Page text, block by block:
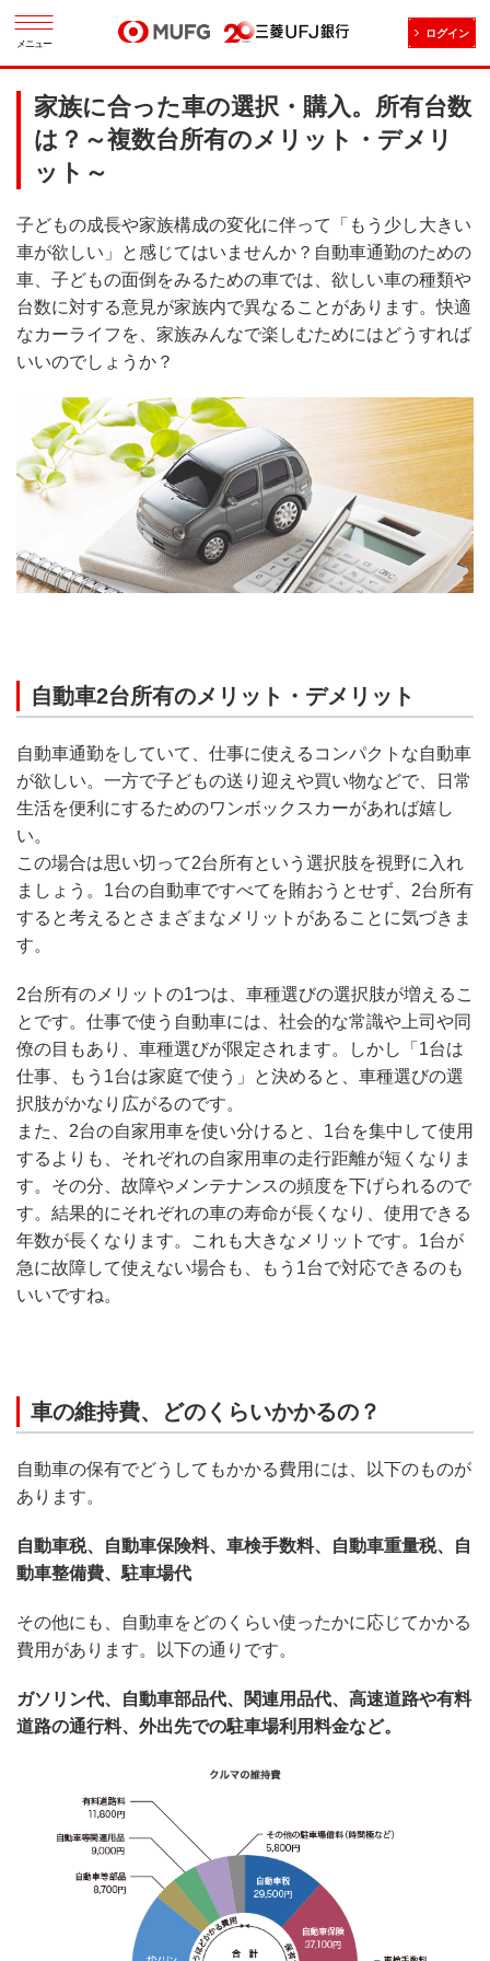
メニュー
ログイン
家族に合った車の選択・購入。所有台数
は？～複数台所有のメリット・デメリ
ット～
子どもの成長や家族構成の変化に伴って「もう少し大きい
車が欲しい」と感じてはいませんか？自動車通勤のための
車、子どもの面倒をみるための車では、欲しい車の種類や
台数に対する意見が家族内で異なることがあります。快適
なカーライフを、家族みんなで楽しむためにはどうすれば
いいのでしょうか？
自動車2台所有のメリット・デメリット
自動車通勤をしていて、仕事に使えるコンパクトな自動車
が欲しい。一方で子どもの送り迎えや買い物などで、日常
生活を便利にするためのワンボックスカーがあれば嬉し
い。
この場合は思い切って2台所有という選択肢を視野に入れ
ましょう。1台の自動車ですべてを賄おうとせず、2台所有
すると考えるとさまざまなメリットがあることに気づきま
す。
2台所有のメリットの1つは、車種選びの選択肢が増えるこ
とです。仕事で使う自動車には、社会的な常識や上司や同
僚の目もあり、車種選びが限定されます。しかし「1台は
仕事、もう1台は家庭で使う」と決めると、車種選びの選
択肢がかなり広がるのです。
また、2台の自家用車を使い分けると、1台を集中して使用
するよりも、それぞれの自家用車の走行距離が短くなりま
す。その分、故障やメンテナンスの頻度を下げられるので
す。結果的にそれぞれの車の寿命が長くなり、使用できる
年数が長くなります。これも大きなメリットです。1台が
急に故障して使えない場合も、もう1台で対応できるのも
いいですね。
車の維持費、どのくらいかかるの？
自動車の保有でどうしてもかかる費用には、以下のものが
あります。
自動車税、自動車保険料、車検手数料、自動車重量税、自
動車整備費、駐車場代
その他にも、自動車をどのくらい使ったかに応じてかかる
費用があります。以下の通りです。
ガソリン代、自動車部品代、関連用品代、高速道路や有料
道路の通行料、外出先での駐車場利用料金など。